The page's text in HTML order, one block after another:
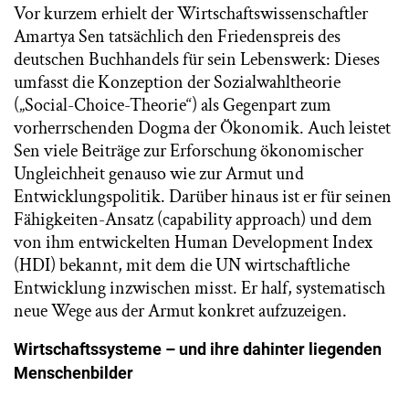
Vor kurzem erhielt der Wirtschaftswissenschaftler
Amartya Sen tatsächlich den Friedenspreis des
deutschen Buchhandels für sein Lebenswerk: Dieses
umfasst die Konzeption der Sozialwahltheorie
(„Social-Choice-Theorie“) als Gegenpart zum
vorherrschenden Dogma der Ökonomik. Auch leistet
Sen viele Beiträge zur Erforschung ökonomischer
Ungleichheit genauso wie zur Armut und
Entwicklungspolitik. Darüber hinaus ist er für seinen
Fähigkeiten-Ansatz (capability approach) und dem
von ihm entwickelten Human Development Index
(HDI) bekannt, mit dem die UN wirtschaftliche
Entwicklung inzwischen misst. Er half, systematisch
neue Wege aus der Armut konkret aufzuzeigen.
Wirtschaftssysteme – und ihre dahinter liegenden
Menschenbilder